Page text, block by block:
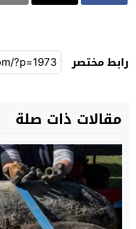
رابط مختصر
مقالات ذات صلة